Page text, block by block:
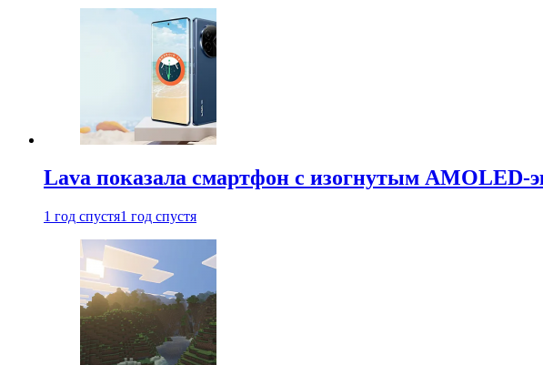
Lava показала смартфон с изогнутым AMOLED-
1 год спустя1 год спустя